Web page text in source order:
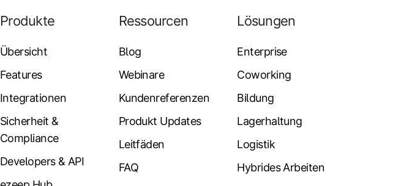
Produkte
Übersicht
Features
Integrationen
Sicherheit &
Compliance
Developers & API
Ressourcen
Blog
Webinare
Kundenreferenzen
Produkt Updates
Leitfäden
FAQ
Lösungen
Enterprise
Coworking
Bildung
Lagerhaltung
Logistik
Hybrides Arbeiten